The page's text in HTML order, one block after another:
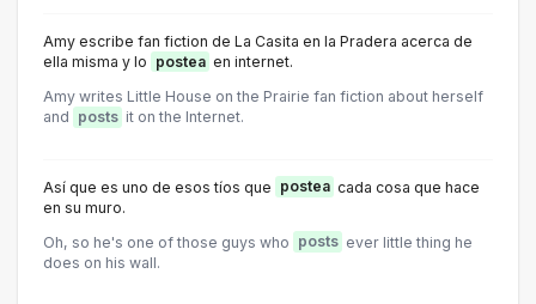
Amy escribe fan fiction de La Casita en la Pradera acerca de
ella misma y lo postea en internet.
Amy writes Little House on the Prairie fan fiction about herself
and posts it on the Internet.
Así que es uno de esos tíos que postea cada cosa que hace
en su muro.
Oh, so he's one of those guys who posts ever little thing he
does on his wall.